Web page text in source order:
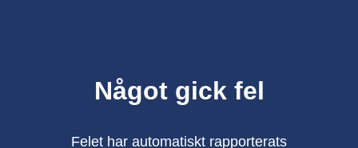
Något gick fel
Felet har automatiskt rapporterats